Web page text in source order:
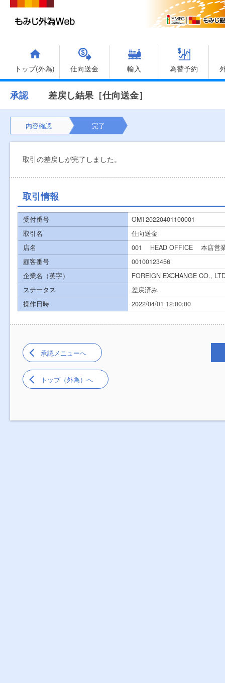
トップ(外為) 仕向送金 輸入 為替予約
承認 差戻し結果［仕向送金］
内容確認 完了
取引の差戻しが完了しました。
取引情報
受付番号
OMT20220401100001
取引名
仕向送金
店名
001 HEAD OFFICE
本店営
顧客番号
00100123456
企業名（英字）
FOREIGN EXCHANGE CO.,
ステータス
差戻済み
操作日時
2022/04/01 12:00:00
承認メニューへ
トップ（外為）へ